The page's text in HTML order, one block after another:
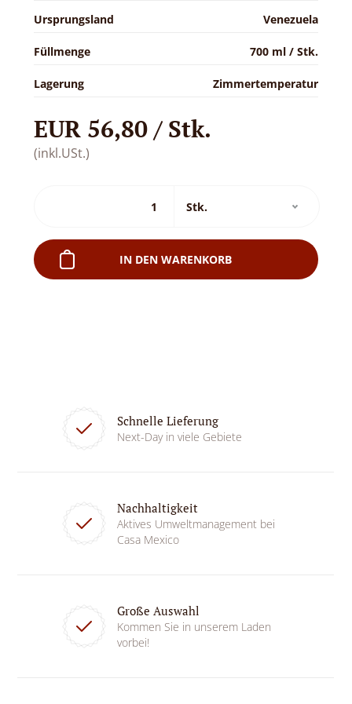
Ursprungsland Venezuela
Füllmenge 700 ml / Stk.
Lagerung Zimmertemperatur
EUR 56,80 / Stk.
(inkl.USt.)
IN DEN WARENKORB
Schnelle Lieferung
Next-Day in viele Gebiete
Nachhaltigkeit
Aktives Umweltmanagement bei
Casa Mexico
Große Auswahl
Kommen Sie in unserem Laden
vorbei!